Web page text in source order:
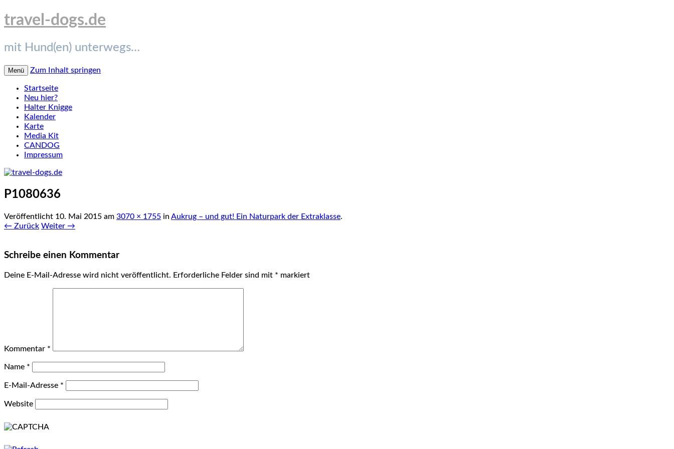
travel-dogs.de
mit Hund(en) unterwegs…
Menü Zum Inhalt springen
Startseite
Neu hier?
Halter Knigge
Kalender
Karte
Media Kit
CANDOG
Impressum
P1080636
Veröffentlicht 10. Mai 2015 am 3070 × 1755 in Aukrug – und gut! Ein Naturpark der Extraklasse.
← Zurück Weiter →
Schreibe einen Kommentar
Deine E-Mail-Adresse wird nicht veröffentlicht. Erforderliche Felder sind mit * markiert
Kommentar *
Name *
E-Mail-Adresse *
Website